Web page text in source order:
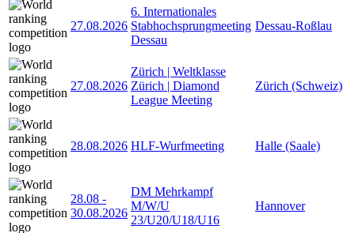
27.08.2026
6. Internationales
Stabhochsprungmeeting
Dessau
Dessau-Roßlau
27.08.2026
Zürich | Weltklasse
Zürich | Diamond
League Meeting
Zürich (Schweiz)
28.08.2026 HLF-Wurfmeeting Halle (Saale)
28.08 -
30.08.2026
DM Mehrkampf
M/W/U
23/U20/U18/U16
Hannover